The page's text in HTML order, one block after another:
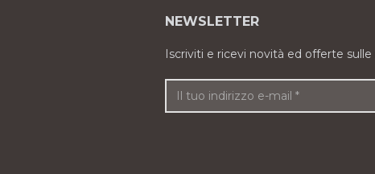
NEWSLETTER
Iscriviti e ricevi novità ed offerte